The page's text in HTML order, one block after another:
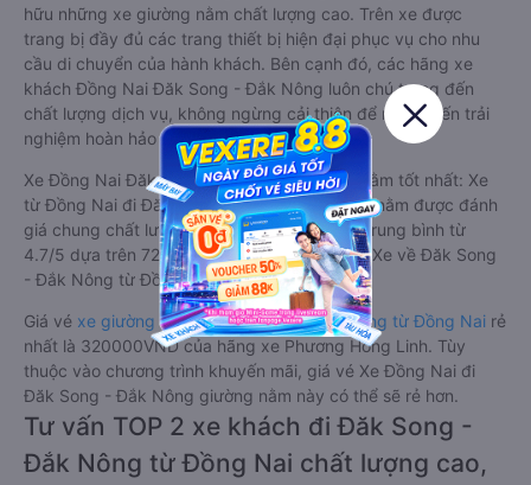
hữu những xe giường nằm chất lượng cao. Trên xe được
trang bị đầy đủ các trang thiết bị hiện đại phục vụ cho nhu
cầu di chuyển của hành khách. Bên cạnh đó, các hãng xe
khách Đồng Nai Đăk Song - Đắk Nông luôn chú trọng đến
chất lượng dịch vụ, không ngừng cải thiện để mang đến trải
nghiệm hoàn hảo cho hành khách.
Xe Đồng Nai Đăk Song - Đắk Nông giường nằm tốt nhất: Xe
từ Đồng Nai đi Đăk Song - Đắk Nông giường nằm được đánh
giá chung chất lượng Tốt với điểm đánh giá trung bình từ
4.7/5 dựa trên 721 phản hồi của hành khách Xe về Đăk Song
- Đắk Nông từ Đồng Nai.
Giá vé xe giường nằm đi Đăk Song - Đắk Nông từ Đồng Nai rẻ
nhất là 320000VND của hãng xe Phương Hồng Linh. Tùy
thuộc vào chương trình khuyến mãi, giá vé Xe Đồng Nai đi
Đăk Song - Đắk Nông giường nằm này có thể sẽ rẻ hơn.
Tư vấn TOP 2 xe khách đi Đăk Song -
Đắk Nông từ Đồng Nai chất lượng cao,